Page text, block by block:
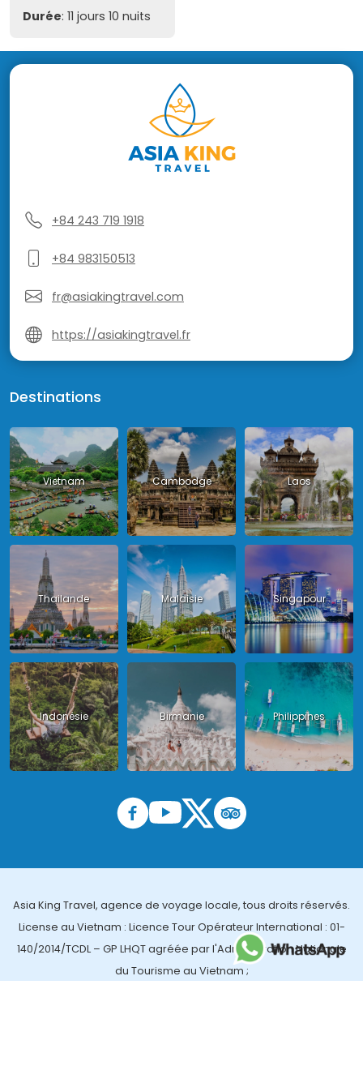
Durée: 11 jours 10 nuits
+84 243 719 1918
+84 983150513
fr@asiakingtravel.com
https://asiakingtravel.fr
Destinations
Vietnam Cambodge Laos
Thailande Malaisie Singapour
Indonésie Birmanie Philippines
Asia King Travel, agence de voyage locale, tous droits réservés.
License au Vietnam : Licence Tour Opérateur International : 01-
140/2014/TCDL – GP LHQT agréée par l'Administration Nationale
du Tourisme au Vietnam ;